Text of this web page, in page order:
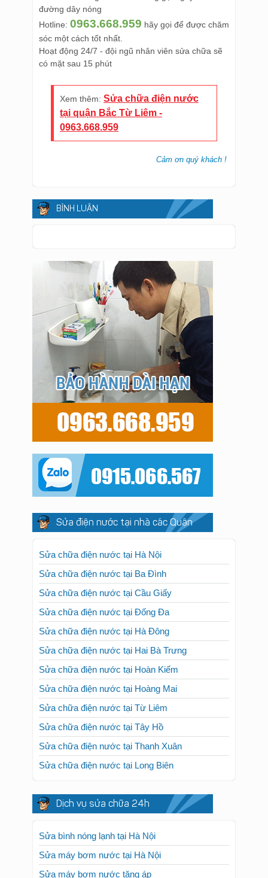
đường dây nóng
Hotline: 0963.668.959 hãy gọi để được chăm
sóc một cách tốt nhất.
Hoạt động 24/7 - đội ngũ nhân viên sửa chữa sẽ
có mặt sau 15 phút
Xem thêm: Sửa chữa điện nước
tại quận Bắc Từ Liêm -
0963.668.959
Cảm ơn quý khách !
BÌNH LUẬN
Sửa điện nước tại nhà các Quận
Sửa chữa điện nước tại Hà Nội
Sửa chữa điện nước tại Ba Đình
Sửa chữa điện nước tại Cầu Giấy
Sửa chữa điện nước tại Đống Đa
Sửa chữa điện nước tại Hà Đông
Sửa chữa điện nước tại Hai Bà Trưng
Sửa chữa điện nước tại Hoàn Kiếm
Sửa chữa điện nước tại Hoàng Mai
Sửa chữa điện nước tại Từ Liêm
Sửa chữa điện nước tại Tây Hồ
Sửa chữa điện nước tại Thanh Xuân
Sửa chữa điện nước tại Long Biên
Dịch vụ sửa chữa 24h
Sửa bình nóng lạnh tại Hà Nội
Sửa máy bơm nước tại Hà Nội
Sửa máy bơm nước tăng áp